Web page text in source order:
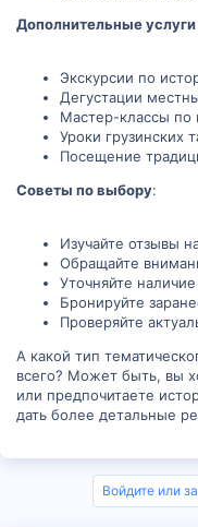
Дополнительные услуги
Экскурсии по
Дегустации
Мастер-классы по
Уроки грузинских
Посещение
Советы по выбору:
Изучайте отзывы
Обращайте
Уточняйте
Бронируйте
Проверяйте
А какой тип
всего? Может быть, вы
или предпочитаете
дать более детальные
Войдите или